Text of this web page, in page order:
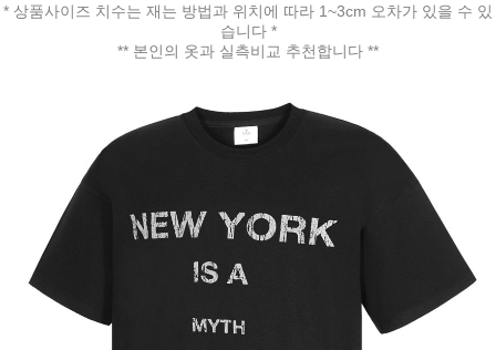
* 상품사이즈 치수는 재는 방법과 위치에 따라 1~3cm 오차가 있을 수 있
습니다 *
** 본인의 옷과 실측비교 추천합니다 **